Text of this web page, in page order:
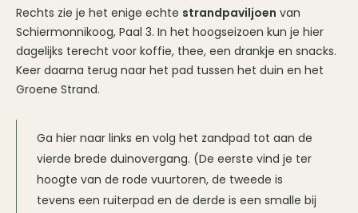
Rechts zie je het enige echte strandpaviljoen van
Schiermonnikoog, Paal 3. In het hoogseizoen kun je hier
dagelijks terecht voor koffie, thee, een drankje en snacks.
Keer daarna terug naar het pad tussen het duin en het
Groene Strand.
Ga hier naar links en volg het zandpad tot aan de
vierde brede duinovergang. (De eerste vind je ter
hoogte van de rode vuurtoren, de tweede is
tevens een ruiterpad en de derde is een smalle bij